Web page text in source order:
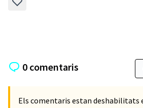
0 comentaris
Els comentaris estan deshabilitats